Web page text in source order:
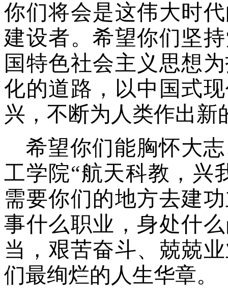
你们将会是这伟大时
建设者。希望你们坚
国特色社会主义思想
化的道路，以中国式
兴，不断为人类作出新
希望你们能胸怀大
工学院“航天科教，兴
需要你们的地方去建
事什么职业，身处什
当，艰苦奋斗、兢兢
们最绚烂的人生华章。